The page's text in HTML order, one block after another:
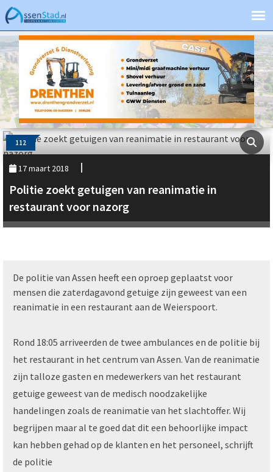
112
17 maart 2018
Politie zoekt getuigen van reanimatie in
restaurant voor nazorg
De politie van Assen heeft een oproep geplaatst voor
mensen die zaterdagavond getuige zijn geweest van een
reanimatie in een restaurant aan de Weierspoort.
Rond 18:05 arriveerden de twee ambulances en de politie bij
het restaurant in het centrum van Assen. Van de reanimatie
zijn talloze gasten en medewerkers van het restaurant
getuige geweest van de medisch noodzakelijke
handelingen zoals de reanimatie van het slachtoffer. Wij
begrijpen maar al te goed dat dit een behoorlijke impact
kan hebben gehad op de klanten en het personeel, schrijft
de politie